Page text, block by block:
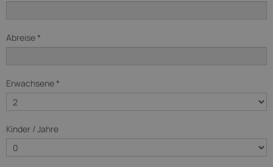
Abreise *
Erwachsene *
Kinder / Jahre